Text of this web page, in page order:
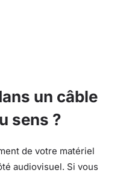
un câble
sens ?
de votre matériel
audiovisuel. Si vous